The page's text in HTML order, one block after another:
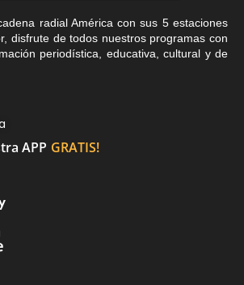
radial América con sus 5 estaciones
disfrute de todos nuestros programas con
periodística, educativa, cultural y de
APP GRATIS!